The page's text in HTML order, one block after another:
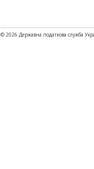
© 2026 Державна податкова служба